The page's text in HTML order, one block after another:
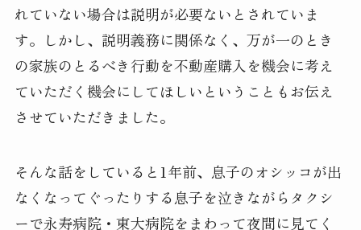
れていない場合は説明が必要ないとされていま
す。しかし、説明義務に関係なく、万が一のとき
の家族のとるべき行動を不動産購入を機会に考え
ていただく機会にしてほしいということもお伝え
させていただきました。
そんな話をしていると1年前、息子のオシッコが出
なくなってぐったりする息子を泣きながらタクシ
ーで永寿病院・東大病院をまわって夜間に見てく